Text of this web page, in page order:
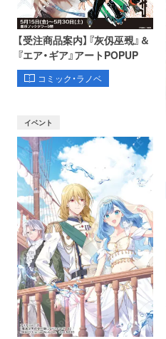
【受注商品案内】『灰仭巫覡』＆
『エア・ギア』アートPOPUP
コミック・ラノベ
イベント